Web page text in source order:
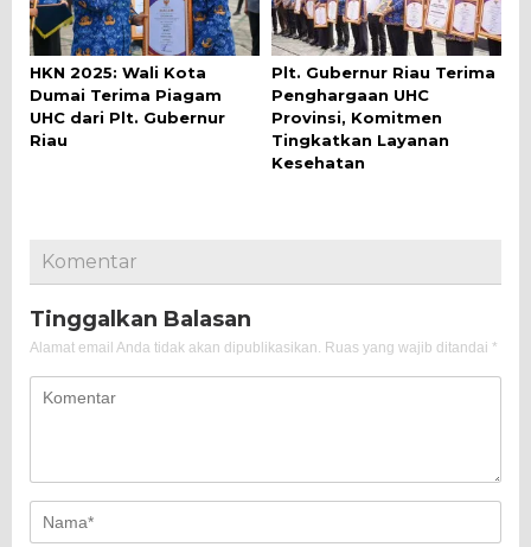
HKN 2025: Wali Kota
Dumai Terima Piagam
UHC dari Plt. Gubernur
Riau
Plt. Gubernur Riau Terima
Penghargaan UHC
Provinsi, Komitmen
Tingkatkan Layanan
Kesehatan
Komentar
Tinggalkan Balasan
Alamat email Anda tidak akan dipublikasikan. Ruas yang wajib ditandai *